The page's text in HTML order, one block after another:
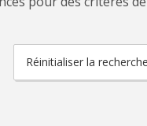
Réinitialiser la